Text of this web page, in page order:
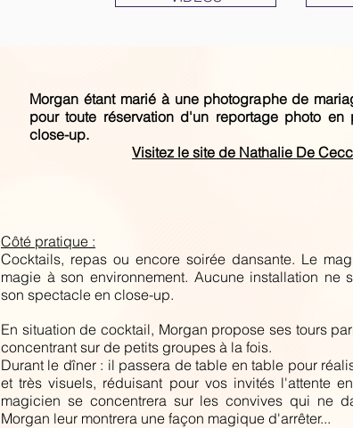
Morgan étant marié à une photographe de
pour toute réservation d'un reportage photo
close-up.
Visitez le site de Nathalie De
Côté pratique :
Cocktails, repas ou encore soirée dansante. Le
magie à son environnement. Aucune installation ne
son spectacle en close-up.
En situation de cocktail, Morgan propose ses tours
concentrant sur de petits groupes à la fois.
Durant le dîner : il passera de table en table pour
et très visuels, réduisant pour vos invités l'attente
magicien se concentrera sur les convives qui ne
Morgan leur montrera une façon magique d'arrêter...